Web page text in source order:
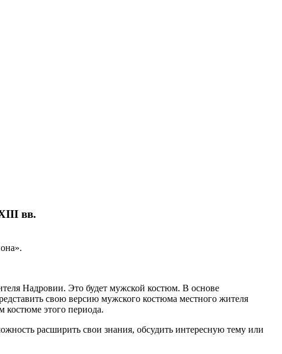
вв.
Надровии. Это будет мужской костюм. В основе
свою версию мужского костюма местного жителя
этого периода.
расширить свои знания, обсудить интересную тему или